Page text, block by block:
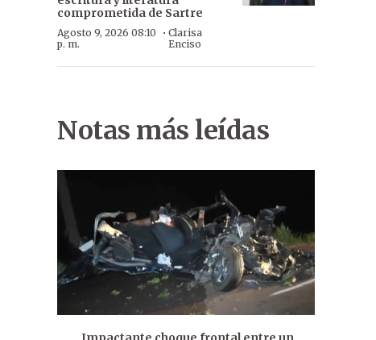
comprometida de Sartre
Agosto 9, 2026 08:10
p. m.
·Clarisa
Enciso
Notas más leídas